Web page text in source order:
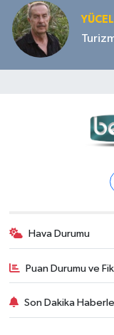
Hava Durumu
Puan Durumu ve
Son Dakika